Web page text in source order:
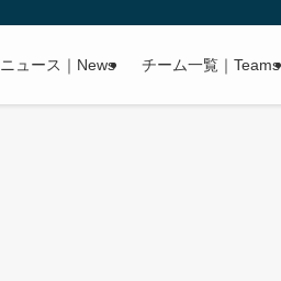
ニュース｜News チーム一覧｜Teams